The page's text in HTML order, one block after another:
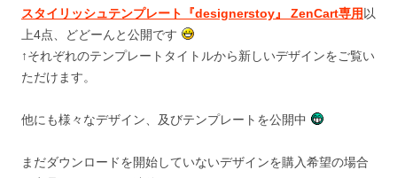
スタイリッシュテンプレート『designerstoy』 ZenCart専用 以
上4点、どどーんと公開です
↑それぞれのテンプレートタイトルから新しいデザインをご覧い
ただけます。
他にも様々なデザイン、及びテンプレートを公開中
まだダウンロードを開始していないデザインを購入希望の場合